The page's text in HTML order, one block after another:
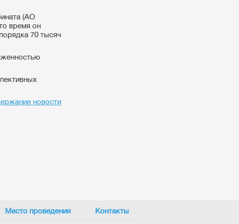
(АО
время он
70 тысяч
новости
Место проведения Контакты